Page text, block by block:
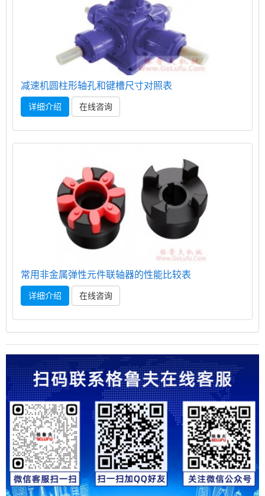
减速机圆柱形轴孔和键槽尺寸对照表
详细介绍 在线咨询
常用非金属弹性元件联轴器的性能比较表
详细介绍 在线咨询